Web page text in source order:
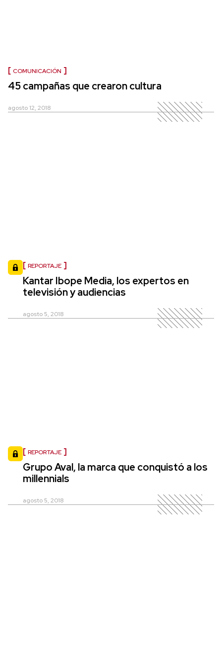
COMUNICACIÓN
45 campañas que crearon cultura
agosto 12, 2018
REPORTAJE
Kantar Ibope Media, los expertos en
televisión y audiencias
agosto 5, 2018
REPORTAJE
Grupo Aval, la marca que conquistó a los
millennials
agosto 5, 2018